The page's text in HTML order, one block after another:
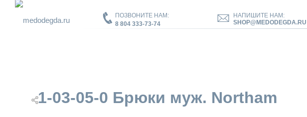
ПОЗВОНИТЕ НАМ:
8 804 333-73-74
НАПИШИТЕ НАМ:
SHOP@MEDODEGDA.RU
1-03-05-0 Брюки муж. Northam